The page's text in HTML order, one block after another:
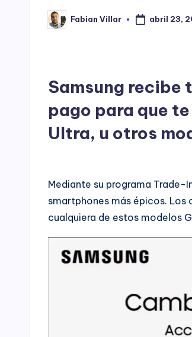
Publicado
por
Fabian Villar abril 23,
Samsung recibe
pago para que te
Ultra, u otros
Mediante su programa Trade-
smartphones más épicos.
cualquiera de estos modelos